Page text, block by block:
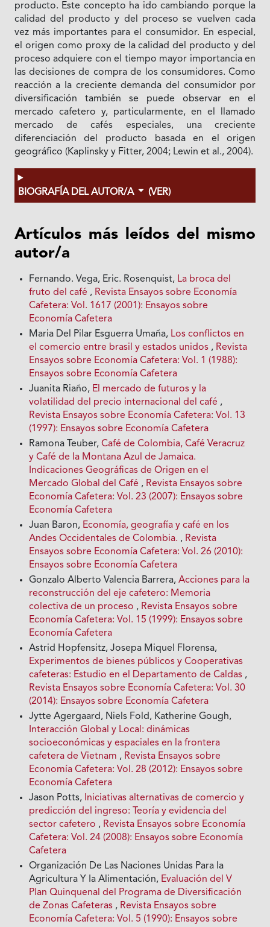
producto. Este concepto ha ido cambiando porque Ia
calidad del producto y del proceso se vuelven cada
vez más importantes para el consumidor. En especial,
el origen como proxy de Ia calidad del producto y del
proceso adquiere con el tiempo mayor importancia en
las decisiones de compra de los consumidores. Como
reacción a Ia creciente demanda del consumidor por
diversificación también se puede observar en el
mercado cafetero y, particularmente, en el llamado
mercado de cafés especiales, una creciente
diferenciación del producto basada en el origen
geográfico (Kaplinsky y Fitter, 2004; Lewin et al., 2004).
BIOGRAFÍA DEL AUTOR/A (VER)
Artículos más leídos del mismo
autor/a
Fernando. Vega, Eric. Rosenquist, La broca del
fruto del café , Revista Ensayos sobre Economía
Cafetera: Vol. 1617 (2001): Ensayos sobre
Economía Cafetera
Maria Del Pilar Esguerra Umaña, Los conflictos en
el comercio entre brasil y estados unidos , Revista
Ensayos sobre Economía Cafetera: Vol. 1 (1988):
Ensayos sobre Economía Cafetera
Juanita Riaño, El mercado de futuros y la
volatilidad del precio internacional del café ,
Revista Ensayos sobre Economía Cafetera: Vol. 13
(1997): Ensayos sobre Economía Cafetera
Ramona Teuber,Café de Colombia, Café Veracruz
y Café de Ia Montana Azul de Jamaica.
Indicaciones Geográficas de Origen en el
Mercado Global del Café , Revista Ensayos sobre
Economía Cafetera: Vol. 23 (2007): Ensayos sobre
Economía Cafetera
Juan Baron, Economía, geografía y café en los
Andes Occidentales de Colombia. , Revista
Ensayos sobre Economía Cafetera: Vol. 26 (2010):
Ensayos sobre Economía Cafetera
Gonzalo Alberto Valencia Barrera,Acciones para la
reconstrucción del eje cafetero: Memoria
colectiva de un proceso , Revista Ensayos sobre
Economía Cafetera: Vol. 15 (1999): Ensayos sobre
Economía Cafetera
Astrid Hopfensitz, Josepa Miquel Florensa,
Experimentos de bienes públicos y Cooperativas
cafeteras: Estudio en el Departamento de Caldas ,
Revista Ensayos sobre Economía Cafetera: Vol. 30
(2014): Ensayos sobre Economía Cafetera
Jytte Agergaard, Niels Fold, Katherine Gough,
Interacción Global y Local: dinámicas
socioeconómicas y espaciales en la frontera
cafetera de Vietnam , Revista Ensayos sobre
Economía Cafetera: Vol. 28 (2012): Ensayos sobre
Economía Cafetera
Jason Potts, Iniciativas alternativas de comercio y
predicción del ingreso: Teoría y evidencia del
sector cafetero , Revista Ensayos sobre Economía
Cafetera: Vol. 24 (2008): Ensayos sobre Economía
Cafetera
Organización De Las Naciones Unidas Para Ia
Agricultura Y Ia Alimentación, Evaluación del V
Plan Quinquenal del Programa de Diversificación
de Zonas Cafeteras , Revista Ensayos sobre
Economía Cafetera: Vol. 5 (1990): Ensayos sobre